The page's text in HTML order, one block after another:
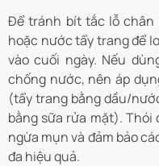
Để tránh bít tắc lỗ chân
hoặc nước tẩy trang để
vào cuối ngày. Nếu
chống nước, nên áp
(tẩy trang bằng dầu/
bằng sữa rửa mặt). Thói
ngừa mụn và đảm bảo
đa hiệu quả.